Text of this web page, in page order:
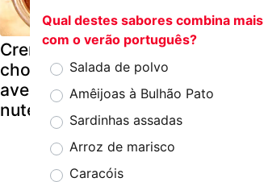
Creme de
chocolate e
avelãs - tipo
nutella
Bolo primavera
da ratolinha
Qual destes sabores combina mais
com o verão português?
Salada de polvo
Amêijoas à Bulhão Pato
Sardinhas assadas
Arroz de marisco
Caracóis